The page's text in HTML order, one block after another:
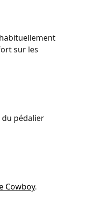
sur les
du pédalier
Cowboy.